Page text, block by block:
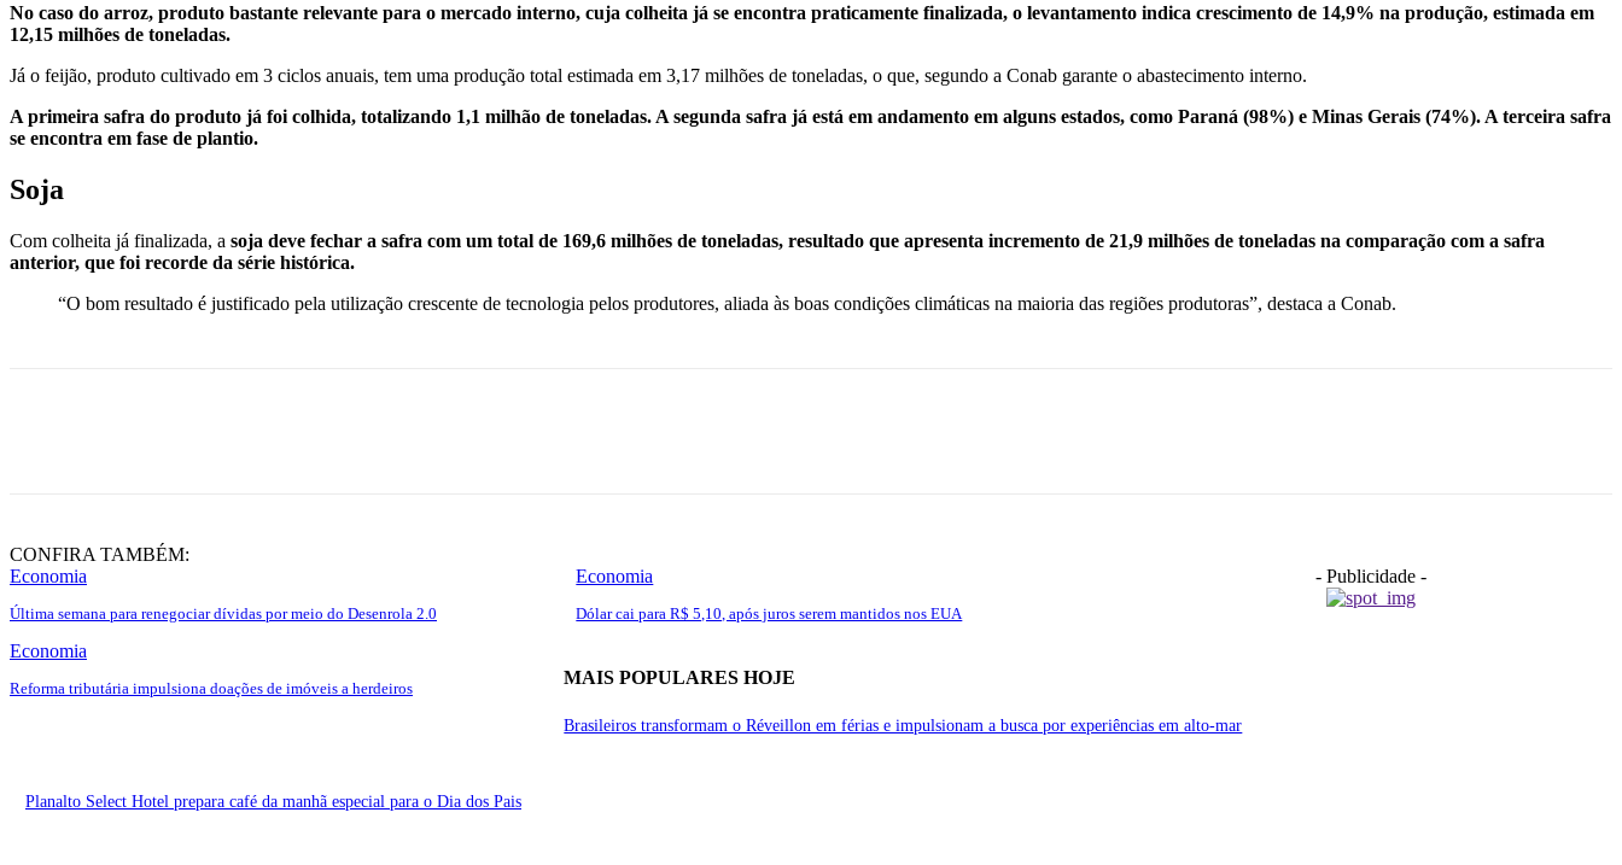
No caso do arroz, produto bastante relevante para o mercado interno, cuja colheita já se encontra praticamente finalizada, o levantamento indica crescimento de 14,9% na produção, estimada em
12,15 milhões de toneladas.
Já o feijão, produto cultivado em 3 ciclos anuais, tem uma produção total estimada em 3,17 milhões de toneladas, o que, segundo a Conab garante o abastecimento interno.
A primeira safra do produto já foi colhida, totalizando 1,1 milhão de toneladas. A segunda safra já está em andamento em alguns estados, como Paraná (98%) e Minas Gerais (74%). A terceira safra
se encontra em fase de plantio.
Soja
Com colheita já finalizada, a soja deve fechar a safra com um total de 169,6 milhões de toneladas, resultado que apresenta incremento de 21,9 milhões de toneladas na comparação com a safra
anterior, que foi recorde da série histórica.
“O bom resultado é justificado pela utilização crescente de tecnologia pelos produtores, aliada às boas condições climáticas na maioria das regiões produtoras”, destaca a Conab.
CONFIRA TAMBÉM:
Economia
Última semana para renegociar dívidas por meio do Desenrola 2.0
Economia
Dólar cai para R$ 5,10, após juros serem mantidos nos EUA
Economia
Reforma tributária impulsiona doações de imóveis a herdeiros
- Publicidade -
MAIS POPULARES HOJE
Brasileiros transformam o Réveillon em férias e impulsionam a busca por experiências em alto-mar
Planalto Select Hotel prepara café da manhã especial para o Dia dos Pais